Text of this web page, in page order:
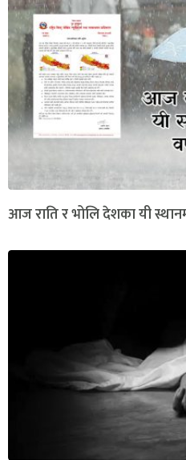
आज राति र भोलि देशका यी